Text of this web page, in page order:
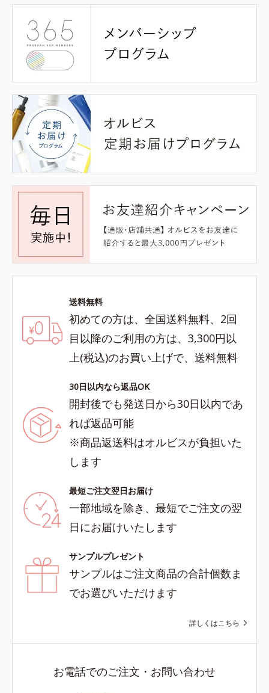
送料無料
初めての方は、全国送料無料、2回
目以降のご利用の方は、3,300円以
上(税込)のお買い上げで、送料無料
30日以内なら返品OK
開封後でも発送日から30日以内であ
れば返品可能
※商品返送料はオルビスが負担いた
します
最短ご注文翌日お届け
一部地域を除き、最短でご注文の翌
日にお届けいたします
サンプルプレゼント
サンプルはご注文商品の合計個数ま
でお選びいただけます
詳しくはこちら
お電話でのご注文・お問い合わせ